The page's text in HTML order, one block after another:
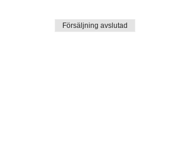
Försäljning avslutad